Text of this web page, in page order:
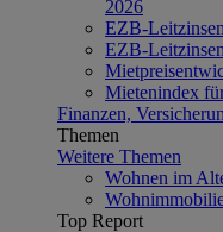
2026
EZB-
EZB-
Mietenindex
Finanzen,
Themen
Weitere Themen
Wohnen im
Top Report